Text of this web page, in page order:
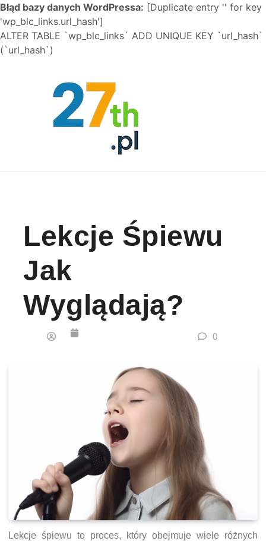
Błąd bazy danych WordPressa: [Duplicate entry '' for key
'wp_blc_links.url_hash']
ALTER TABLE `wp_blc_links` ADD UNIQUE KEY `url_hash`
(`url_hash`)
Lekcje Śpiewu
Jak
Wyglądają?
0
Lekcje śpiewu to proces, który obejmuje wiele różnych